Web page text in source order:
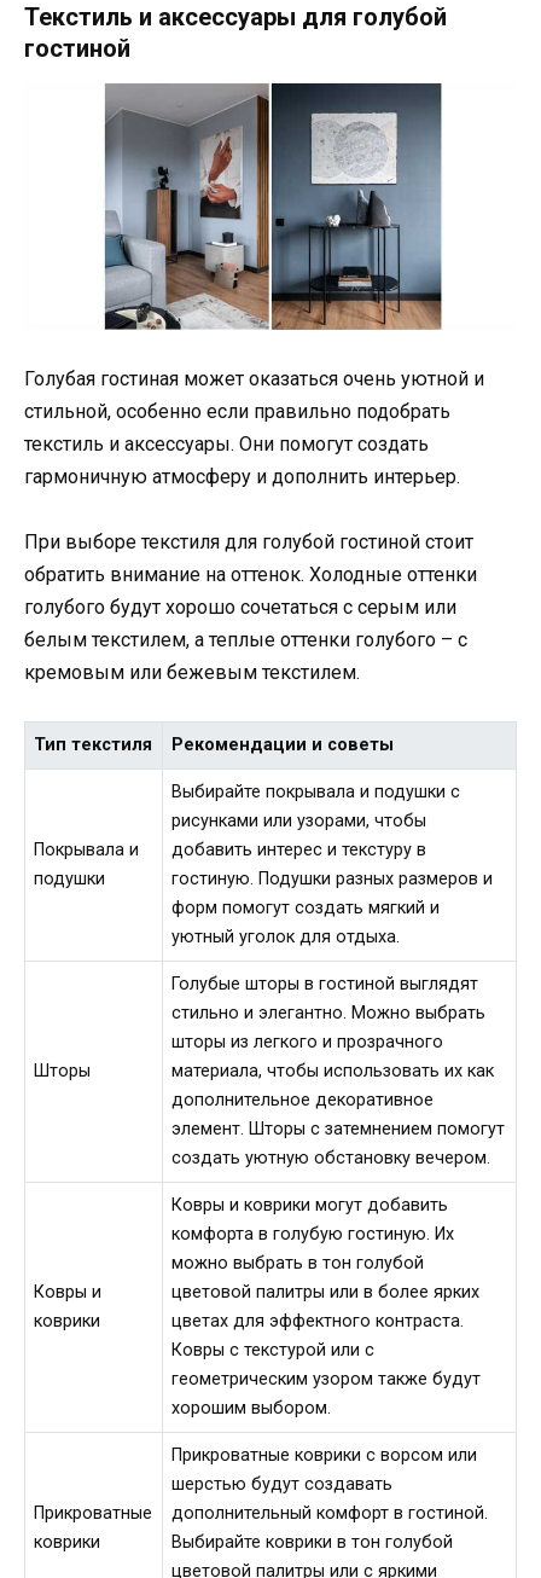
Текстиль и аксессуары для голубой
гостиной
Голубая гостиная может оказаться очень уютной и
стильной, особенно если правильно подобрать
текстиль и аксессуары. Они помогут создать
гармоничную атмосферу и дополнить интерьер.
При выборе текстиля для голубой гостиной стоит
обратить внимание на оттенок. Холодные оттенки
голубого будут хорошо сочетаться с серым или
белым текстилем, а теплые оттенки голубого – с
кремовым или бежевым текстилем.
Тип текстиля Рекомендации и советы
Покрывала и
подушки
Выбирайте покрывала и подушки с
рисунками или узорами, чтобы
добавить интерес и текстуру в
гостиную. Подушки разных размеров и
форм помогут создать мягкий и
уютный уголок для отдыха.
Шторы
Голубые шторы в гостиной выглядят
стильно и элегантно. Можно выбрать
шторы из легкого и прозрачного
материала, чтобы использовать их как
дополнительное декоративное
элемент. Шторы с затемнением помогут
создать уютную обстановку вечером.
Ковры и
коврики
Ковры и коврики могут добавить
комфорта в голубую гостиную. Их
можно выбрать в тон голубой
цветовой палитры или в более ярких
цветах для эффектного контраста.
Ковры с текстурой или с
геометрическим узором также будут
хорошим выбором.
Прикроватные
коврики
Прикроватные коврики с ворсом или
шерстью будут создавать
дополнительный комфорт в гостиной.
Выбирайте коврики в тон голубой
цветовой палитры или с яркими